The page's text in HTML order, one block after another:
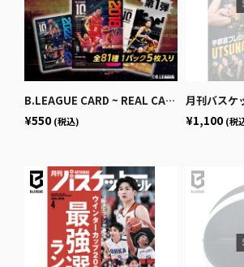
B.LEAGUE CARD ~ REAL CARD COLLECTION~＜10th ANNIVERSARY パック＞
¥550 (税込)
月刊バスケットボール
¥1,100 (税